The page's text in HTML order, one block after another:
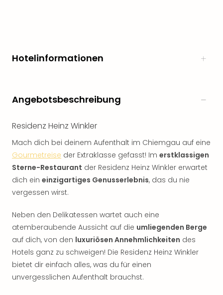
Hotelinformationen
Angebotsbeschreibung
Residenz Heinz Winkler
Mach dich bei deinem Aufenthalt im Chiemgau auf eine
Gourmetreise der Extraklasse gefasst! Im erstklassigen
Sterne-Restaurant der Residenz Heinz Winkler erwartet
dich ein einzigartiges Genusserlebnis, das du nie
vergessen wirst.
Neben den Delikatessen wartet auch eine
atemberaubende Aussicht auf die umliegenden Berge
auf dich, von den luxuriösen Annehmlichkeiten des
Hotels ganz zu schweigen! Die Residenz Heinz Winkler
bietet dir einfach alles, was du für einen
unvergesslichen Aufenthalt brauchst.